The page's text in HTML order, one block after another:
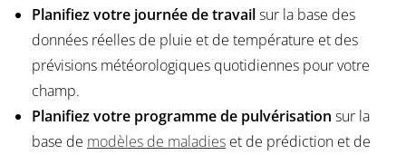
Planifiez votre journée de travailsur la base des
données réelles de pluie et de température et des
prévisions météorologiques quotidiennes pour votre
champ.
Planifiez votre programme de pulvérisation sur la
base de modèles de maladies et de prédiction et de